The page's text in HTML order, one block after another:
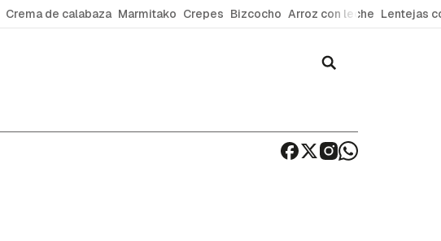
Crema de calabaza Marmitako Crepes Bizcocho Arroz con leche Lentejas